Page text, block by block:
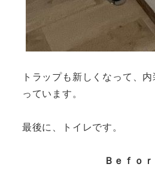
トラップも新しくなって、
っています。
最後に、トイレです。
Ｂｅｆｏｒ